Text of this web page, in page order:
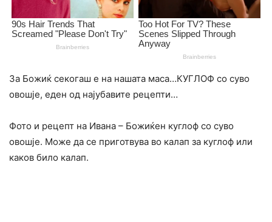
За Божиќ секогаш е на нашата маса…КУГЛОФ со суво
овошје, еден од најубавите рецепти…
Фото и рецепт на Ивана – Божиќен куглоф со суво
овошје. Може да се приготвува во калап за куглоф или
каков било калап.